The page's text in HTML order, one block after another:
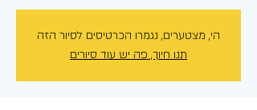
הי, מצטערים, נגמרו הכרטיסים לסיור הזה
תנו חיוך, פה יש עוד סיורים